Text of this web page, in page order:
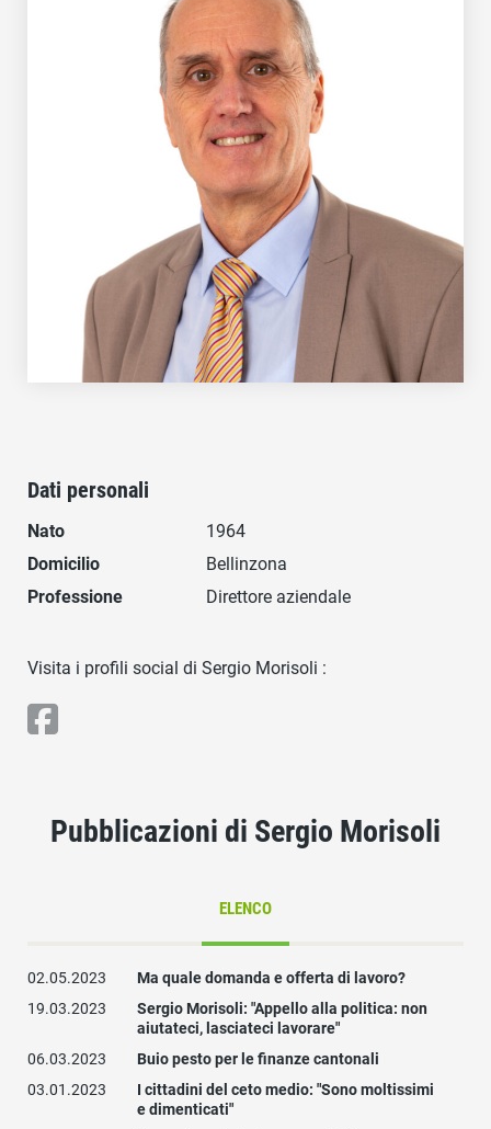
Dati personali
Nato
1964
Domicilio
Bellinzona
Professione
Direttore aziendale
Visita i profili social di Sergio Morisoli :
Pubblicazioni di Sergio Morisoli
ELENCO
02.05.2023
Ma quale domanda e offerta di lavoro?
19.03.2023
Sergio Morisoli: "Appello alla politica: non
aiutateci, lasciateci lavorare"
06.03.2023
Buio pesto per le finanze cantonali
03.01.2023
I cittadini del ceto medio: "Sono moltissimi
e dimenticati"